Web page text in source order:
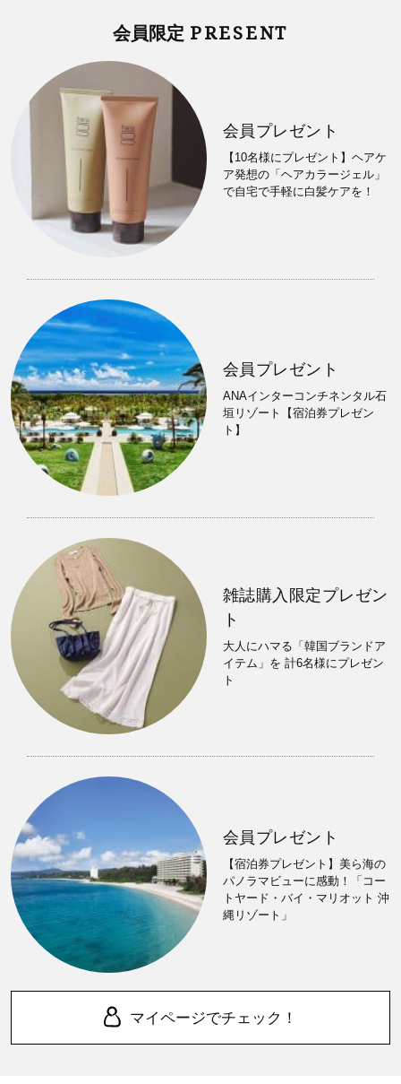
会員限定 PRESENT
会員プレゼント
【10名様にプレゼント】ヘアケ
ア発想の「ヘアカラージェル」
で自宅で手軽に白髪ケアを！
会員プレゼント
ANAインターコンチネンタル石
垣リゾート【宿泊券プレゼン
ト】
雑誌購入限定プレゼン
ト
大人にハマる「韓国ブランドア
イテム」を 計6名様にプレゼン
ト
会員プレゼント
【宿泊券プレゼント】美ら海の
パノラマビューに感動！「コー
トヤード・バイ・マリオット 沖
縄リゾート」
マイページでチェック！